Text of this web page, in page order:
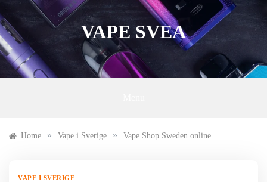
to
content
VAPE SVEA
Home » Vape i Sverige » Vape Shop Sweden online
VAPE I SVERIGE